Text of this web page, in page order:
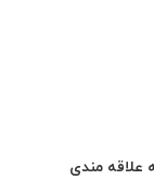
علاقه مندی